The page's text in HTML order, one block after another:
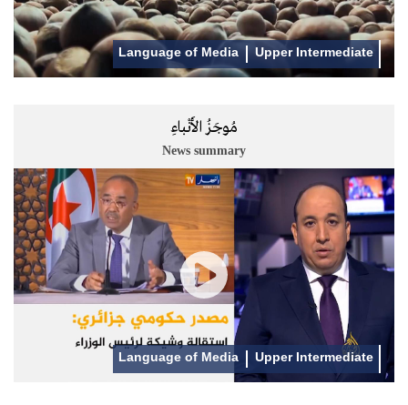
Language of Media Upper Intermediate
مُوجَزُ الأَنْباءِ
News summary
Language of Media Upper Intermediate